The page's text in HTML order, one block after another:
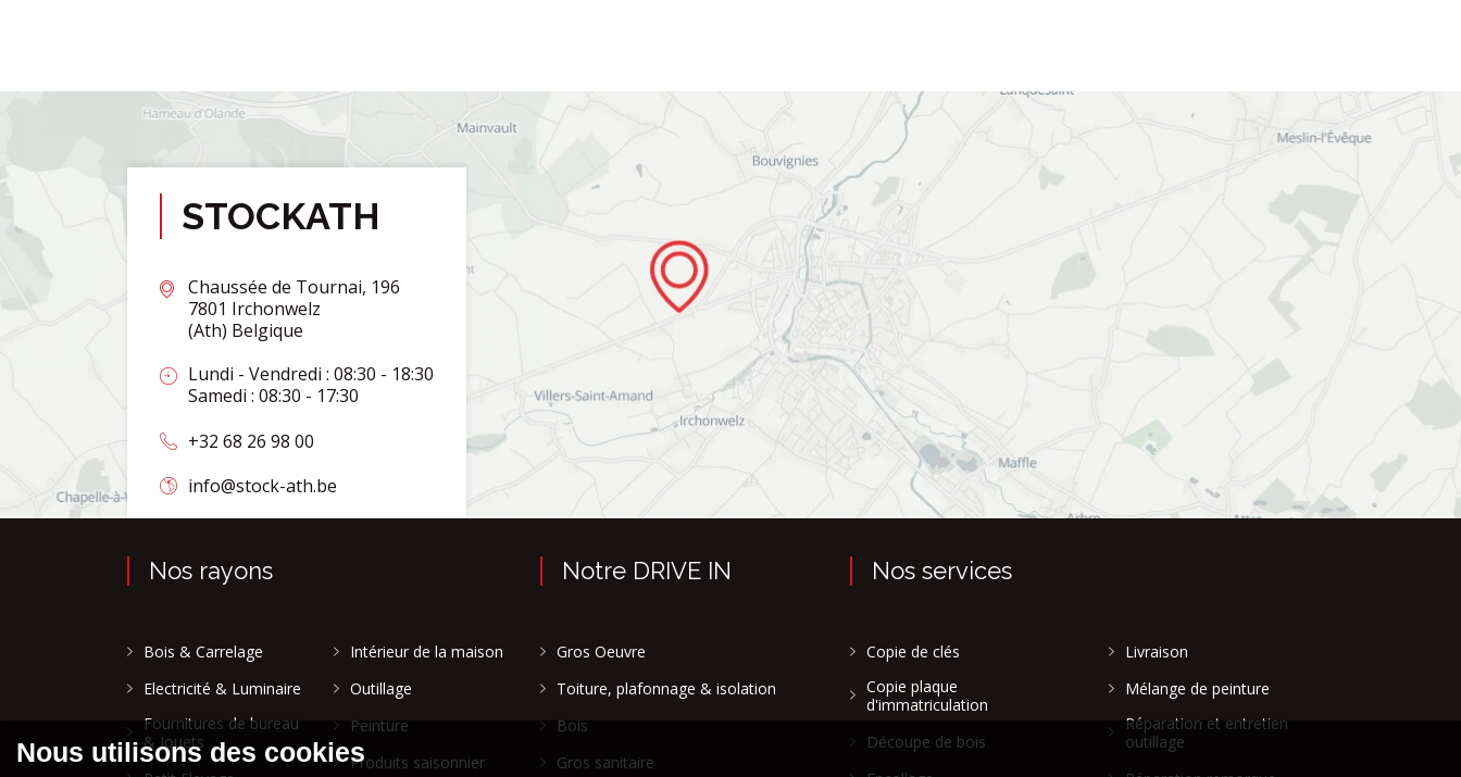
STOCKATH
Chaussée de Tournai, 196
7801 Irchonwelz
(Ath) Belgique
Lundi - Vendredi : 08:30 - 18:30
Samedi : 08:30 - 17:30
+32 68 26 98 00
info@stock-ath.be
Nos rayons
Bois & Carrelage
Electricité & Luminaire
Fournitures de bureau
& Jouets
Intérieur de la maison
Outillage
Peinture
Produits saisonnier
Notre DRIVE IN
Gros Oeuvre
Toiture, plafonnage & isolation
Bois
Gros sanitaire
Nos services
Copie de clés
Copie plaque
d'immatriculation
Découpe de bois
Livraison
Mélange de peinture
Réparation et entretien
outillage